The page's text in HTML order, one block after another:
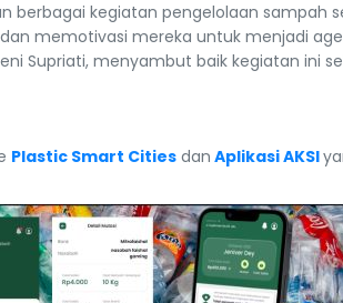
berbagai kegiatan pengelolaan sampah
memotivasi mereka untuk menjadi
Supriati, menyambut baik kegiatan ini
Plastic Smart Cities dan Aplikasi AKSI